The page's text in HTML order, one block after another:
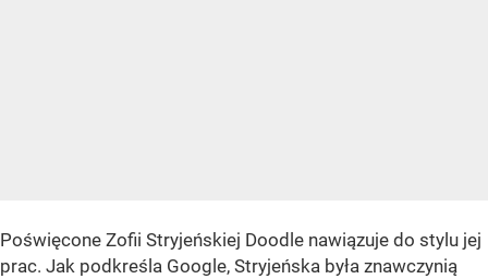
Poświęcone Zofii Stryjeńskiej Doodle nawiązuje do stylu jej
prac. Jak podkreśla Google, Stryjeńska była znawczynią